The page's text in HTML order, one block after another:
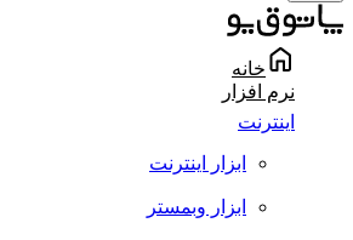
خانه
نرم افزار
اینترنت
ابزار اینترنت
ابزار وبمستر